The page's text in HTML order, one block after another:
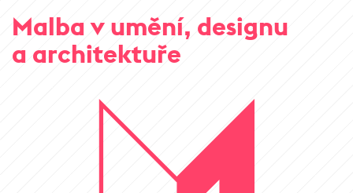
Malba v umění, designu
a architektuře